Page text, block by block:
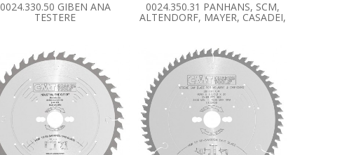
0024.330.50 GIBEN ANA
TESTERE
0024.350.31 PANHANS, SCM,
ALTENDORF, MAYER, CASADEI,